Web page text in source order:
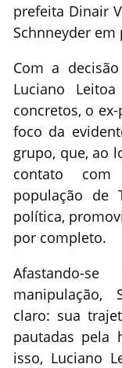
prefeita Dinair
Schnneyder
Com a
Luciano
concretos, o
foco da
grupo, que, ao
contato
população de
política,
por completo.
Afastando-
manipulação,
claro: sua
pautadas pela
isso, Luciano